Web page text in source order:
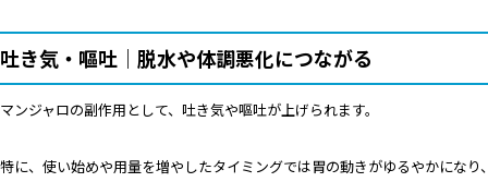
吐き気・嘔吐｜脱水や体調悪化につながる
マンジャロの副作用として、吐き気や嘔吐が上げられます。
特に、使い始めや用量を増やしたタイミングでは胃の動きがゆるやかにな